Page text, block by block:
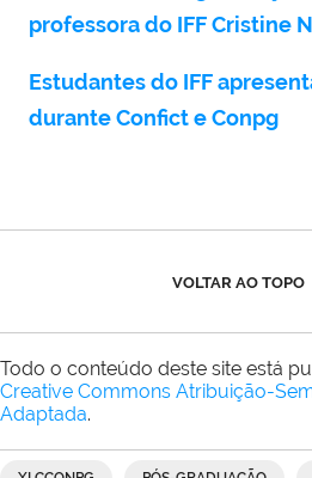
professora do IFF Cristine
Estudantes do IFF
durante Confict e Conpg
VOLTAR AO TOPO
Todo o conteúdo deste site está
Creative Commons Atribuição-
Adaptada.